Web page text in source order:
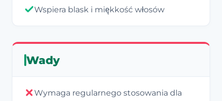
Wspiera blask i miękkość włosów
Wady
Wymaga regularnego stosowania dla